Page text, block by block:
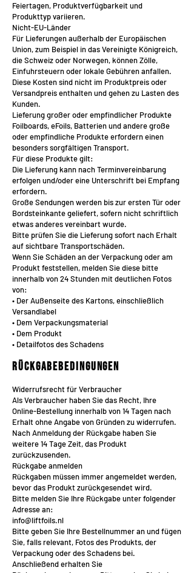
Feiertagen, Produktverfügbarkeit und
Produkttyp variieren.
Nicht-EU-Länder
Für Lieferungen außerhalb der Europäischen
Union, zum Beispiel in das Vereinigte Königreich,
die Schweiz oder Norwegen, können Zölle,
Einfuhrsteuern oder lokale Gebühren anfallen.
Diese Kosten sind nicht im Produktpreis oder
Versandpreis enthalten und gehen zu Lasten des
Kunden.
Lieferung großer oder empfindlicher Produkte
Foilboards, eFoils, Batterien und andere große
oder empfindliche Produkte erfordern einen
besonders sorgfältigen Transport.
Für diese Produkte gilt:
Die Lieferung kann nach Terminvereinbarung
erfolgen und/oder eine Unterschrift bei Empfang
erfordern.
Große Sendungen werden bis zur ersten Tür oder
Bordsteinkante geliefert, sofern nicht schriftlich
etwas anderes vereinbart wurde.
Bitte prüfen Sie die Lieferung sofort nach Erhalt
auf sichtbare Transportschäden.
Wenn Sie Schäden an der Verpackung oder am
Produkt feststellen, melden Sie diese bitte
innerhalb von 24 Stunden mit deutlichen Fotos
von:
• Der Außenseite des Kartons, einschließlich
Versandlabel
• Dem Verpackungsmaterial
• Dem Produkt
• Detailfotos des Schadens
Rückgabebedingungen
Widerrufsrecht für Verbraucher
Als Verbraucher haben Sie das Recht, Ihre
Online-Bestellung innerhalb von 14 Tagen nach
Erhalt ohne Angabe von Gründen zu widerrufen.
Nach Anmeldung der Rückgabe haben Sie
weitere 14 Tage Zeit, das Produkt
zurückzusenden.
Rückgabe anmelden
Rückgaben müssen immer angemeldet werden,
bevor das Produkt zurückgesendet wird.
Bitte melden Sie Ihre Rückgabe unter folgender
Adresse an:
info@liftfoils.nl
Bitte geben Sie Ihre Bestellnummer an und fügen
Sie, falls relevant, Fotos des Produkts, der
Verpackung oder des Schadens bei.
Anschließend erhalten Sie